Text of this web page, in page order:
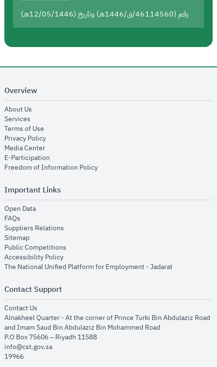
رقم (46114560/ق/1446هـ) وتاريخ (12/05/1446هـ)
Overview
About Us
Services
Terms of Use
Privacy Policyopens in new window
Media Centeropens in new window
E-Participation
Freedom of Information Policyopens in new window
Important Links
Open Dataopens in new window
FAQs
Suppliers Relations
Sitemapopens in new window
Public Competitions
Accessibility Policyopens in new window
The National Unified Platform for Employment - Jadaratopens in new
Contact Support
Contact Us
Alnakheel Quarter - At the corner of Prince Turki Bin Abdulaziz Road
and Imam Saud Bin Abdulaziz Bin Mohammed Road​
P.O Box 75606 – Riyadh 11588
info@cst.gov.sa
19966